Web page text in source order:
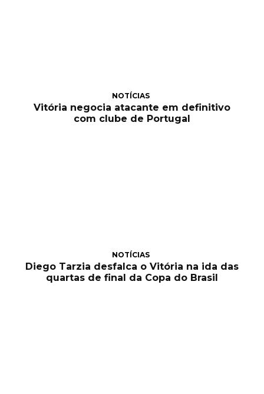
NOTÍCIAS
Vitória negocia atacante em definitivo
com clube de Portugal
NOTÍCIAS
Diego Tarzia desfalca o Vitória na ida das
quartas de final da Copa do Brasil